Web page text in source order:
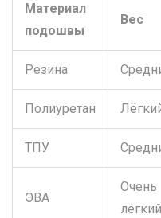
Материал
подошвы
Вес
Резина
Полиуретан
ТПУ
ЭВА
Очень
лёгкий